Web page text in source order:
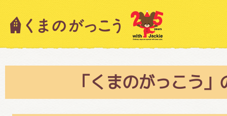
「くまのがっこう
キャラクター紹介
ニュース